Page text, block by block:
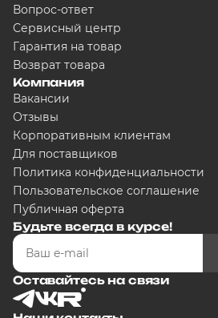
Вопрос-ответ
Сервисный центр
Гарантия на товар
Возврат товара
Компания
Вакансии
Отзывы
Корпоративным клиентам
Для поставщиков
Политика конфиденциальности
Пользовательское соглашение
Публичная оферта
Будьте всегда в курсе!
Оставайтесь на связи